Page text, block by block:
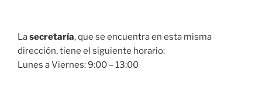
Lasecretaría, que se encuentra en esta misma
dirección, tiene el siguiente horario:
Lunes a Viernes: 9:00 – 13:00